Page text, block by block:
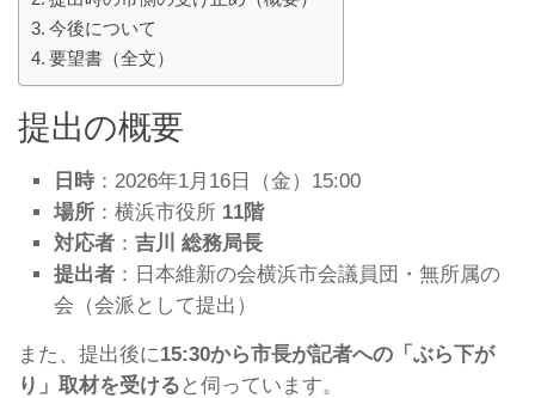
今後について
要望書（全文）
提出の概要
日時 ：2026年1月16日（金）15:00
場所 ：横浜市役所 11階
対応者 ： 吉川 総務局長
提出者 ：日本維新の会横浜市会議員団・無所属の
会（会派として提出）
また、提出後に15:30から市長が記者への「ぶら下が
り」取材を受ける と伺っています。